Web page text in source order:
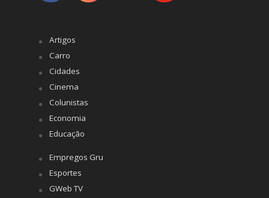
Artigos
Carro
Cidades
Cinema
Colunistas
Economia
Educação
Empregos Gru
Esportes
GWeb TV